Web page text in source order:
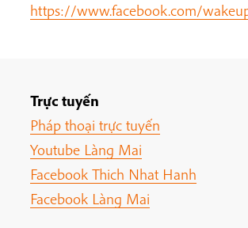
https://www.facebook.com/
Trực tuyến
Pháp thoại trực tuyến
Youtube Làng Mai
Facebook Thich Nhat Hanh
Facebook Làng Mai